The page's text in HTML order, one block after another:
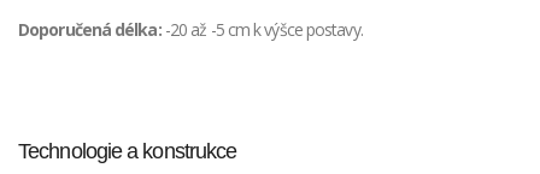
Doporučená délka:-20 až -5 cm k výšce postavy.
Technologie a konstrukce